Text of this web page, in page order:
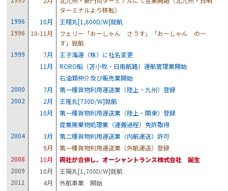
ターミナルより移転）
1996
10月
王翔丸[1,600D/W]就航
1996
10-11月
フェリー「おーしゃん さうす」「おーしゃん のー
す」就航
1999
7月
王子海運（株）に社名変更
11月
RORO船（苫小牧・日南航路）運航管理業開始
石油類仲介及び販売業開始
2000
7月
第一種貨物利用運送業（陸上・九州）登録
2002
2月
王隆丸[730D/W]就航
10月
第一種貨物利用運送業（陸上・関東）登録
産業廃棄物処理業（運搬過程）免許取得
2004
3月
第二種貨物利用運送業（内航運送）許可
9月
第一種貨物利用運送業（外航運送）登録
2008
10月
両社が合併し、オーシャントランス株式会社 誕生
2009
10月
王陽丸[1,700D/W]就航
2011
4月
外航事業 開始